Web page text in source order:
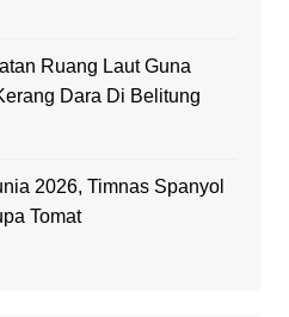
Ruang Laut Guna
Dara Di Belitung
2026, Timnas Spanyol
Tomat